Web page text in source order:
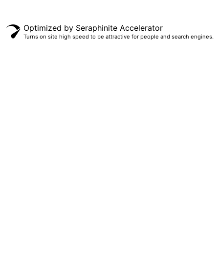
Optimized by Seraphinite Accelerator
Turns on site high speed to be attractive for people and search engines.